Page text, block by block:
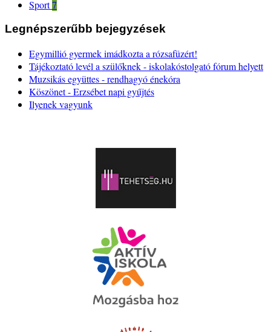
Sport7
Legnépszerűbb bejegyzések
Egymillió gyermek imádkozta a rózsafüzért!
Tájékoztató levél a szülőknek - iskolakóstolgató fórum helyett
Muzsikás együttes - rendhagyó énekóra
Köszönet - Erzsébet napi gyűjtés
Ilyenek vagyunk